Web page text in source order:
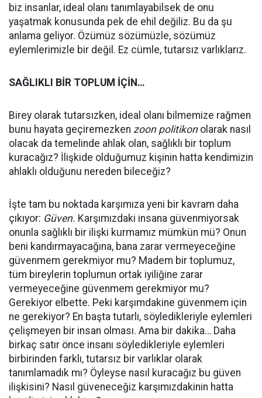
biz insanlar, ideal olanı tanımlayabilsek de onu
yaşatmak konusunda pek de ehil değiliz. Bu da şu
anlama geliyor. Özümüz sözümüzle, sözümüz
eylemlerimizle bir değil. Ez cümle, tutarsız varlıklarız.
SAĞLIKLI BİR TOPLUM İÇİN…
Birey olarak tutarsızken, ideal olanı bilmemize rağmen
bunu hayata geçiremezken zoon politikonolarak nasıl
olacak da temelinde ahlak olan, sağlıklı bir toplum
kuracağız? İlişkide olduğumuz kişinin hatta kendimizin
ahlaklı olduğunu nereden bileceğiz?
İşte tam bu noktada karşımıza yeni bir kavram daha
çıkıyor: Güven. Karşımızdaki insana güvenmiyorsak
onunla sağlıklı bir ilişki kurmamız mümkün mü? Onun
beni kandırmayacağına, bana zarar vermeyeceğine
güvenmem gerekmiyor mu? Madem bir toplumuz,
tüm bireylerin toplumun ortak iyiliğine zarar
vermeyeceğine güvenmem gerekmiyor mu?
Gerekiyor elbette. Peki karşımdakine güvenmem için
ne gerekiyor? En başta tutarlı, söyledikleriyle eylemleri
çelişmeyen bir insan olması. Ama bir dakika… Daha
birkaç satır önce insanı söyledikleriyle eylemleri
birbirinden farklı, tutarsız bir varlıklar olarak
tanımlamadık mı? Öyleyse nasıl kuracağız bu güven
ilişkisini? Nasıl güveneceğiz karşımızdakinin hatta